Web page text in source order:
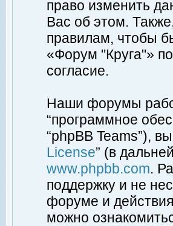
право изменить
Вас об этом.
правилам, чтобы
«Форум "Круга"»
согласие.
Наши форумы
“программное
“phpBB Teams”),
License” (в
www.phpbb.com.
поддержку и не
форуме и
можно